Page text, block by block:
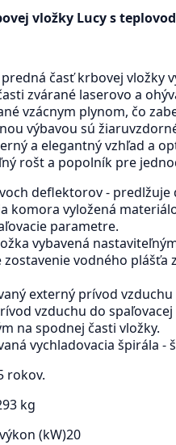
vložky Lucy s
časť krbovej vložky
zvárané laserovo a
vzácnym plynom, čo
výbavou sú
a elegantný vzhľad a
rošt a popolník pre
deflektorov -
komora vyložená
parametre.
vybavená
zostavenie vodného
externý prívod
vzduchu do
na spodnej časti vložky.
vychladovacia špirála
rokov.
kg
(kW)20